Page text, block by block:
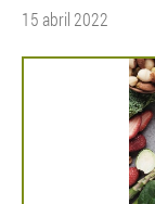
15 abril 2022